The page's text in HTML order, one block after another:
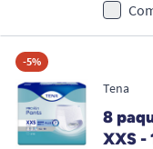
-5%
Tena
8
XXS -